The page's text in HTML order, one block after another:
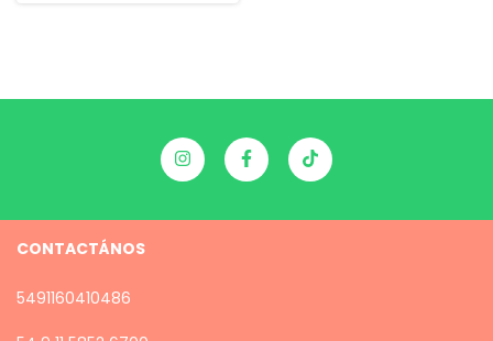
CONTACTÁNOS
5491160410486